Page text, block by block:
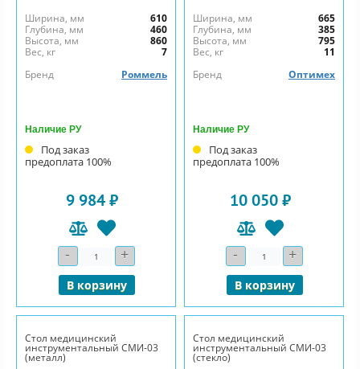
Ширина, мм
610
Глубина, мм
460
Высота, мм
860
Вес, кг
7
Бренд
Роммель
Наличие РУ
Под заказ
предоплата 100%
9 984 ₽
- Количество+
В корзину
Ширина, мм
665
Глубина, мм
385
Высота, мм
795
Вес, кг
11
Бренд
Оптимех
Наличие РУ
Под заказ
предоплата 100%
10 050 ₽
- Количество+
В корзину
Стол медицинский
инструментальный СМИ-03
(металл)
Стол медицинский
инструментальный СМИ-03
(стекло)